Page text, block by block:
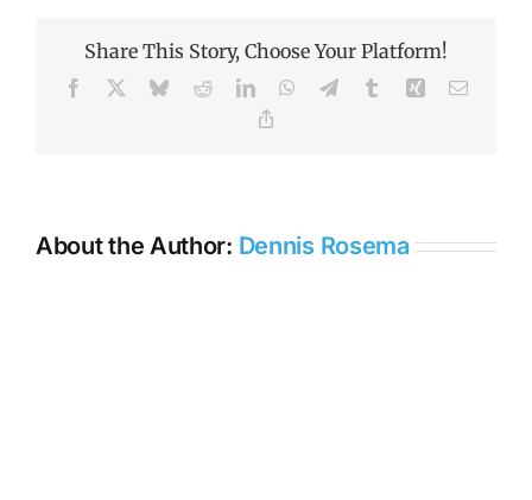
Share This Story, Choose Your Platform!
Facebook BlueskyRedditLinkedInWhatsApp
TelegramTumblrXing Email
About the Author: Dennis Rosema